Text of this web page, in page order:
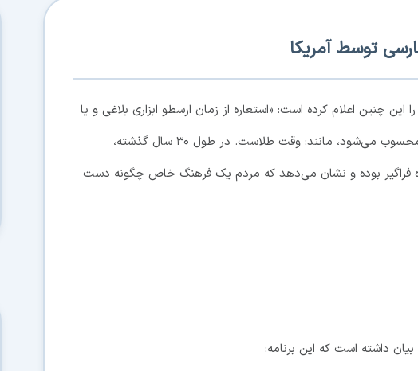
توسط آمریکا
این چنین اعلام کرده است: «استعاره از زمان ارسطو ابزاری بلاغی و یا
شعری بوده است که ویژگی خاص و خلاق هر زبان محسوب می‌شود، مانند: وقت طلاست. در طول ۳۰ سال گذشته،
فراگیر بوده و نشان می‌دهد که مردم یک فرهنگ خاص چگونه دست
داشته است که این برنامه: